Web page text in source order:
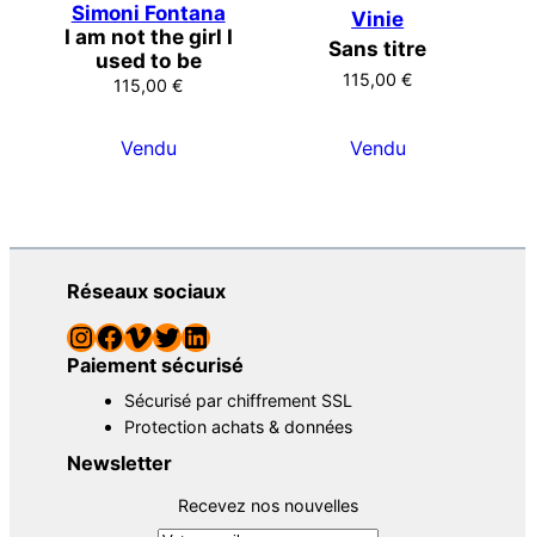
Simoni Fontana
I am not the girl I
used to be
115,00 €
Vendu
Vinie
Sans titre
115,00 €
Vendu
Réseaux sociaux
InstagramFacebook Vimeo Twitter LinkedIn
Paiement sécurisé
Sécurisé par chiffrement SSL
Protection achats & données
Newsletter
Recevez nos nouvelles